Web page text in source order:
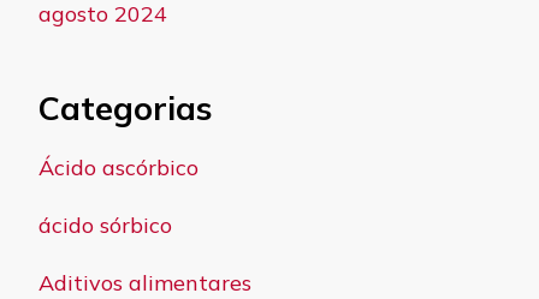
agosto 2024
Categorias
Ácido ascórbico
ácido sórbico
Aditivos alimentares